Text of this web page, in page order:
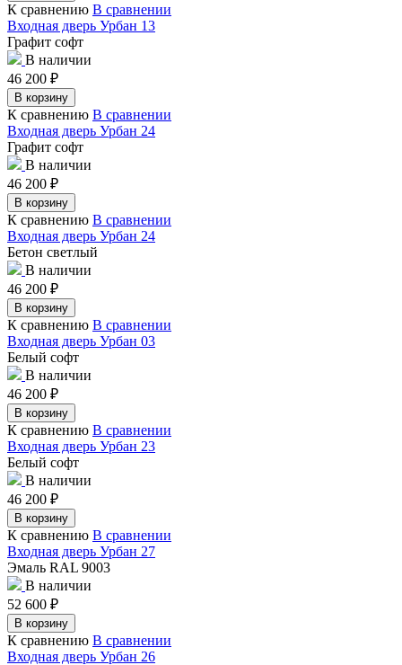
К сравнению В сравнении
Входная дверь Урбан 13
Графит софт
В наличии
46 200 ₽
В корзину
К сравнению В сравнении
Входная дверь Урбан 24
Графит софт
В наличии
46 200 ₽
В корзину
К сравнению В сравнении
Входная дверь Урбан 24
Бетон светлый
В наличии
46 200 ₽
В корзину
К сравнению В сравнении
Входная дверь Урбан 03
Белый софт
В наличии
46 200 ₽
В корзину
К сравнению В сравнении
Входная дверь Урбан 23
Белый софт
В наличии
46 200 ₽
В корзину
К сравнению В сравнении
Входная дверь Урбан 27
Эмаль RAL 9003
В наличии
52 600 ₽
В корзину
К сравнению В сравнении
Входная дверь Урбан 26